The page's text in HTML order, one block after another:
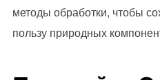
методы обработки, чтобы
пользу природных